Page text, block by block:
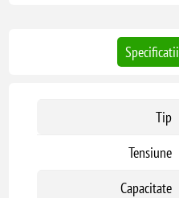
Specificatii
Tip
Tensiune
Capacitate